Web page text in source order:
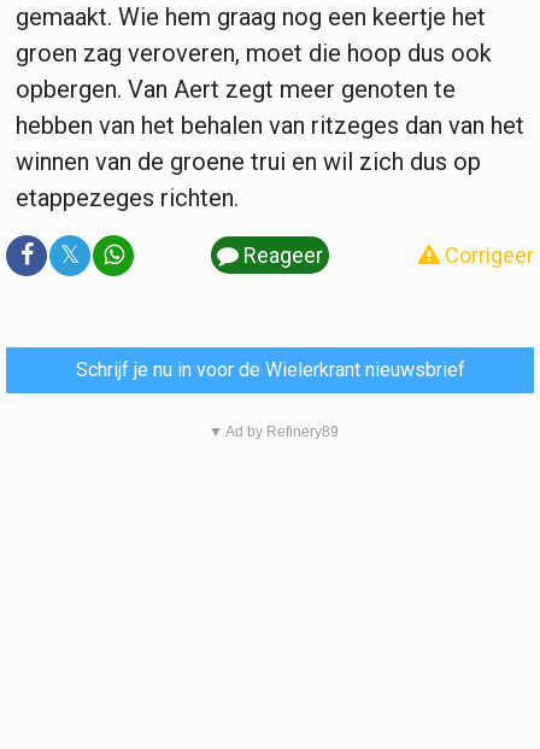
gemaakt. Wie hem graag nog een keertje het
groen zag veroveren, moet die hoop dus ook
opbergen. Van Aert zegt meer genoten te
hebben van het behalen van ritzeges dan van het
winnen van de groene trui en wil zich dus op
etappezeges richten.
𝕏 Reageer Corrigeer
Schrijf je nu in voor de Wielerkrant nieuwsbrief
▼ Ad by Refinery89